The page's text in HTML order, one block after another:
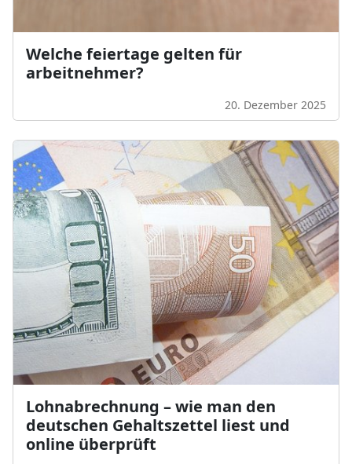
Welche feiertage gelten für
arbeitnehmer?
20. Dezember 2025
Lohnabrechnung – wie man den
deutschen Gehaltszettel liest und
online überprüft